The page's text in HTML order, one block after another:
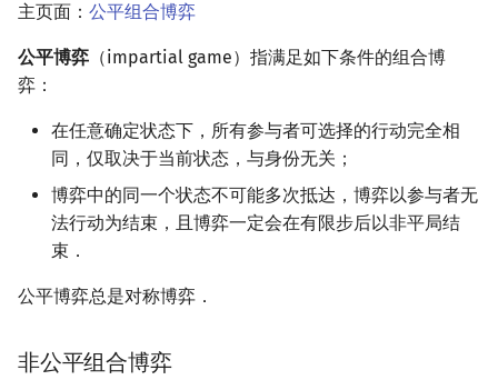
主页面： 公平组合博弈
公平博弈 （impartial game）指满足如下条件的组合博
弈：
在任意确定状态下，所有参与者可选择的行动完全相
同，仅取决于当前状态，与身份无关；
博弈中的同一个状态不可能多次抵达，博弈以参与者无
法行动为结束，且博弈一定会在有限步后以非平局结
束．
公平博弈总是对称博弈．
非公平组合博弈